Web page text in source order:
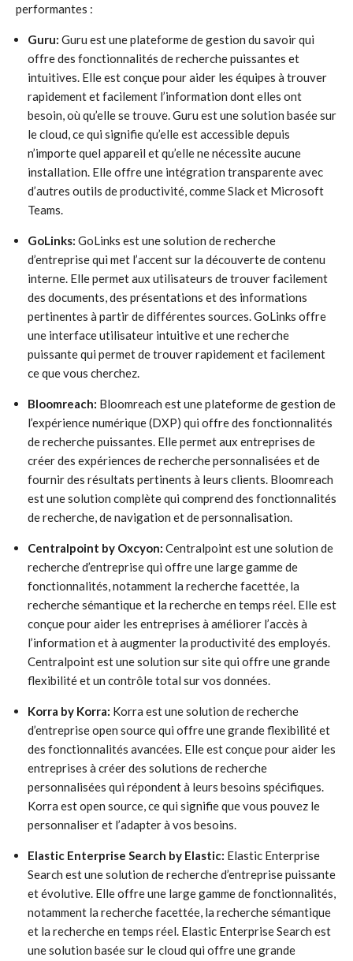
performantes :
Guru: Guru est une plateforme de gestion du savoir qui
offre des fonctionnalités de recherche puissantes et
intuitives. Elle est conçue pour aider les équipes à trouver
rapidement et facilement l’information dont elles ont
besoin, où qu’elle se trouve. Guru est une solution basée sur
le cloud, ce qui signifie qu’elle est accessible depuis
n’importe quel appareil et qu’elle ne nécessite aucune
installation. Elle offre une intégration transparente avec
d’autres outils de productivité, comme Slack et Microsoft
Teams.
GoLinks: GoLinks est une solution de recherche
d’entreprise qui met l’accent sur la découverte de contenu
interne. Elle permet aux utilisateurs de trouver facilement
des documents, des présentations et des informations
pertinentes à partir de différentes sources. GoLinks offre
une interface utilisateur intuitive et une recherche
puissante qui permet de trouver rapidement et facilement
ce que vous cherchez.
Bloomreach: Bloomreach est une plateforme de gestion de
l’expérience numérique (DXP) qui offre des fonctionnalités
de recherche puissantes. Elle permet aux entreprises de
créer des expériences de recherche personnalisées et de
fournir des résultats pertinents à leurs clients. Bloomreach
est une solution complète qui comprend des fonctionnalités
de recherche, de navigation et de personnalisation.
Centralpoint by Oxcyon: Centralpoint est une solution de
recherche d’entreprise qui offre une large gamme de
fonctionnalités, notamment la recherche facettée, la
recherche sémantique et la recherche en temps réel. Elle est
conçue pour aider les entreprises à améliorer l’accès à
l’information et à augmenter la productivité des employés.
Centralpoint est une solution sur site qui offre une grande
flexibilité et un contrôle total sur vos données.
Korra by Korra: Korra est une solution de recherche
d’entreprise open source qui offre une grande flexibilité et
des fonctionnalités avancées. Elle est conçue pour aider les
entreprises à créer des solutions de recherche
personnalisées qui répondent à leurs besoins spécifiques.
Korra est open source, ce qui signifie que vous pouvez le
personnaliser et l’adapter à vos besoins.
Elastic Enterprise Search by Elastic: Elastic Enterprise
Search est une solution de recherche d’entreprise puissante
et évolutive. Elle offre une large gamme de fonctionnalités,
notamment la recherche facettée, la recherche sémantique
et la recherche en temps réel. Elastic Enterprise Search est
une solution basée sur le cloud qui offre une grande